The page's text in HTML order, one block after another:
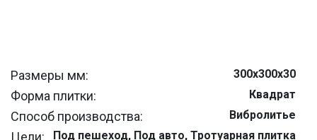
Размеры мм: 300х300х30
Форма плитки: Квадрат
Способ производства: Вибролитье
Цели: Под пешеход, Под авто, Тротуарная плитка